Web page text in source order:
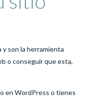
y son la herramienta
o conseguir que esta,
en WordPress o tienes